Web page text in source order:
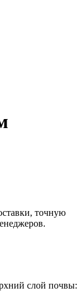
точную
слой почвы: